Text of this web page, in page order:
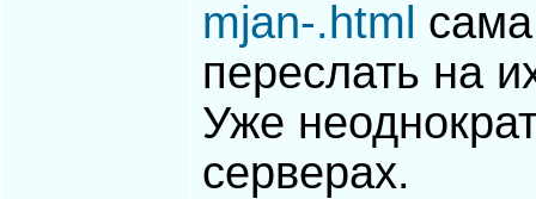
mjan-.html
переслать на
Уже
серверах.